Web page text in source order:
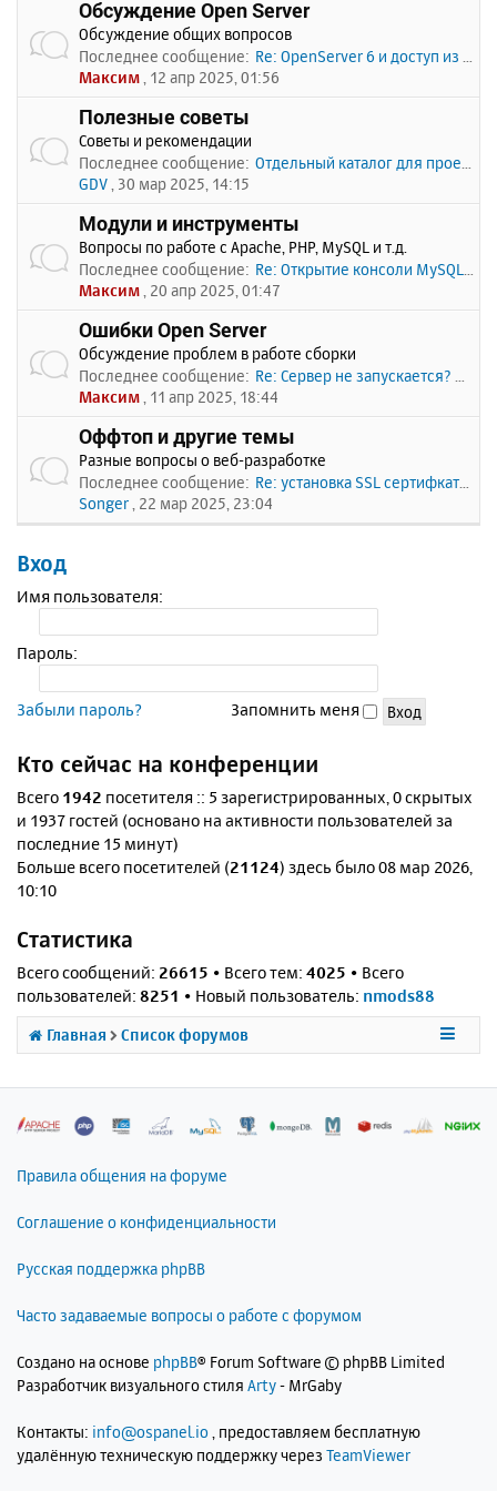
Обсуждение Open Server
Обсуждение общих вопросов
Последнее сообщение: Re: OpenServer 6 и доступ из …
Максим , 12 апр 2025, 01:56
Полезные советы
Советы и рекомендации
Последнее сообщение: Отдельный каталог для проекто…
GDV , 30 мар 2025, 14:15
Модули и инструменты
Вопросы по работе с Apache, PHP, MySQL и т.д.
Последнее сообщение: Re: Открытие консоли MySQL по…
Максим , 20 апр 2025, 01:47
Ошибки Open Server
Обсуждение проблем в работе сборки
Последнее сообщение: Re: Сервер не запускается? Пи…
Максим , 11 апр 2025, 18:44
Оффтоп и другие темы
Разные вопросы о веб-разработке
Последнее сообщение: Re: установка SSL сертифката
Songer , 22 мар 2025, 23:04
Вход
Имя пользователя:
Пароль:
Забыли пароль? Запомнить меня
Кто сейчас на конференции
Всего 1942 посетителя :: 5 зарегистрированных, 0 скрытых
и 1937 гостей (основано на активности пользователей за
последние 15 минут)
Больше всего посетителей (21124) здесь было 08 мар 2026,
10:10
Статистика
Всего сообщений: 26615 • Всего тем: 4025 • Всего
пользователей: 8251 • Новый пользователь: nmods88
Главная Список форумов
Правила общения на форуме
Соглашение о конфиденциальности
Русская поддержка phpBB
Часто задаваемые вопросы о работе с форумом
Создано на основе phpBB® Forum Software © phpBB Limited
Разработчик визуального стиля Arty- MrGaby
Контакты: info@ospanel.io , предоставляем бесплатную
удалённую техническую поддержку через TeamViewer